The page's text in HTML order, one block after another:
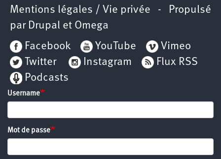
Mentions légales / Vie privée - Propulsé
par Drupal et Omega
Facebook
YouTube
Vimeo
Twitter
Instagram
Flux RSS
Podcasts
Username
Mot de passe